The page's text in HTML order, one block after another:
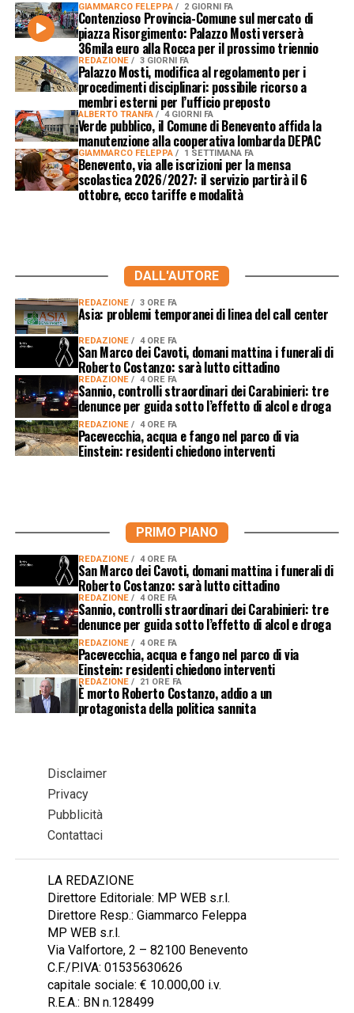
GIAMMARCO FELEPPA 2 GIORNI FA
Contenzioso Provincia-Comune sul mercato di
piazza Risorgimento: Palazzo Mosti verserà
36mila euro alla Rocca per il prossimo triennio
REDAZIONE 3 GIORNI FA
Palazzo Mosti, modifica al regolamento per i
procedimenti disciplinari: possibile ricorso a
membri esterni per l’ufficio preposto
ALBERTO TRANFA 4 GIORNI FA
Verde pubblico, il Comune di Benevento affida la
manutenzione alla cooperativa lombarda DEPAC
GIAMMARCO FELEPPA 1 SETTIMANA FA
Benevento, via alle iscrizioni per la mensa
scolastica 2026/2027: il servizio partirà il 6
ottobre, ecco tariffe e modalità
DALL'AUTORE
REDAZIONE 3 ORE FA
Asia: problemi temporanei di linea del call center
REDAZIONE 4 ORE FA
San Marco dei Cavoti, domani mattina i funerali di
Roberto Costanzo: sarà lutto cittadino
REDAZIONE 4 ORE FA
Sannio, controlli straordinari dei Carabinieri: tre
denunce per guida sotto l’effetto di alcol e droga
REDAZIONE 4 ORE FA
Pacevecchia, acqua e fango nel parco di via
Einstein: residenti chiedono interventi
PRIMO PIANO
REDAZIONE 4 ORE FA
San Marco dei Cavoti, domani mattina i funerali di
Roberto Costanzo: sarà lutto cittadino
REDAZIONE 4 ORE FA
Sannio, controlli straordinari dei Carabinieri: tre
denunce per guida sotto l’effetto di alcol e droga
REDAZIONE 4 ORE FA
Pacevecchia, acqua e fango nel parco di via
Einstein: residenti chiedono interventi
REDAZIONE 21 ORE FA
È morto Roberto Costanzo, addio a un
protagonista della politica sannita
Disclaimer
Privacy
Pubblicità
Contattaci
LA REDAZIONE
Direttore Editoriale: MP WEB s.r.l.
Direttore Resp.: Giammarco Feleppa
MP WEB s.r.l.
Via Valfortore, 2 – 82100 Benevento
C.F./P.IVA: 01535630626
capitale sociale: € 10.000,00 i.v.
R.E.A.: BN n.128499